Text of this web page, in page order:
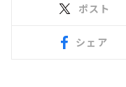
ポスト
シェア